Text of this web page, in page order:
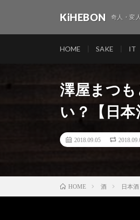
KiHEBON 奇人・変
HOME SAKE IT
澤屋まつも
い？【日本
2018.09.05
HOME 酒 日本酒